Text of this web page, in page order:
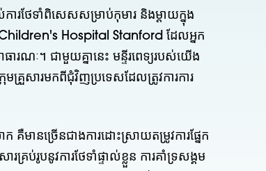
ែទាំពិសេសសម្រាប់កុមារ និងម្តាយក្នុង
Hospital Stanford ដែលអ្នក
ារណៈ។ ជាមួយគ្នានេះ មន្ទីរពេទ្យរបស់យើង
មគ្រួសារមកពីជុំវិញប្រទេសដែលត្រូវការការ
គឺមានច្រើនជាងការដោះស្រាយតម្រូវការផ្នែក
រគ្រប់រូបនូវការថែទាំផ្ទាល់ខ្លួន ការគាំទ្រសង្គម